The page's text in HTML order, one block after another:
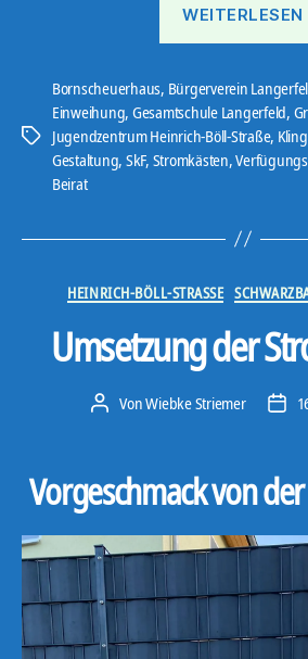
WEITERLESEN
Schlagwörter
Bornscheuerhaus, Bürgerverein
Einweihung, Gesamtschule Langerfeld,
Jugendzentrum Heinrich-Böll-Straße,
Gestaltung, SkF, Stromkästen,
Beirat
HEINRICH-BÖLL-STRASSE
Umsetzung der
Beitragsautor
VonWiebke Striemer
Vorgeschmack von